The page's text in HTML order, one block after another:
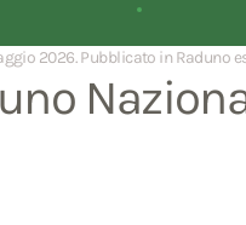
2026. Pubblicato in Raduno